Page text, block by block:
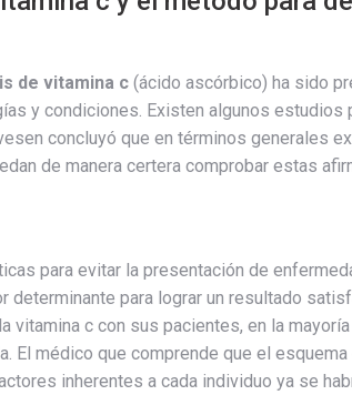
de vitamina c (ácido ascórbico) ha sido
y condiciones. Existen algunos estudios
concluyó que en términos generales
de manera certera comprobar estas
para evitar la presentación de
para lograr un resultado
c con sus pacientes, en la
médico que comprende que el
inherentes a cada individuo ya se